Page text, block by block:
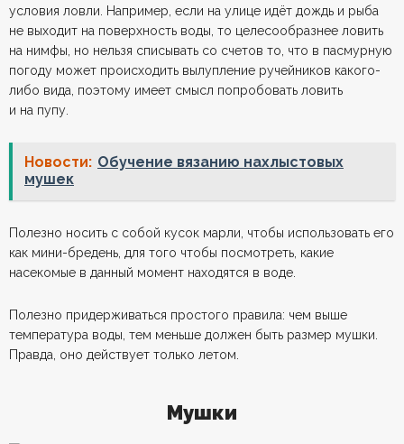
условия ловли. Например, если на улице идёт дождь и рыба
не выходит на поверхность воды, то целесообразнее ловить
на нимфы, но нельзя списывать со счетов то, что в пасмурную
погоду может происходить вылупление ручейников какого-
либо вида, поэтому имеет смысл попробовать ловить
и на пупу.
Новости: Обучение вязанию нахлыстовых
мушек
Полезно носить с собой кусок марли, чтобы использовать его
как мини-бредень, для того чтобы посмотреть, какие
насекомые в данный момент находятся в воде.
Полезно придерживаться простого правила: чем выше
температура воды, тем меньше должен быть размер мушки.
Правда, оно действует только летом.
Мушки